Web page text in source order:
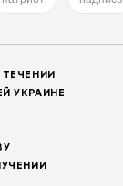
УКРАИНЕ